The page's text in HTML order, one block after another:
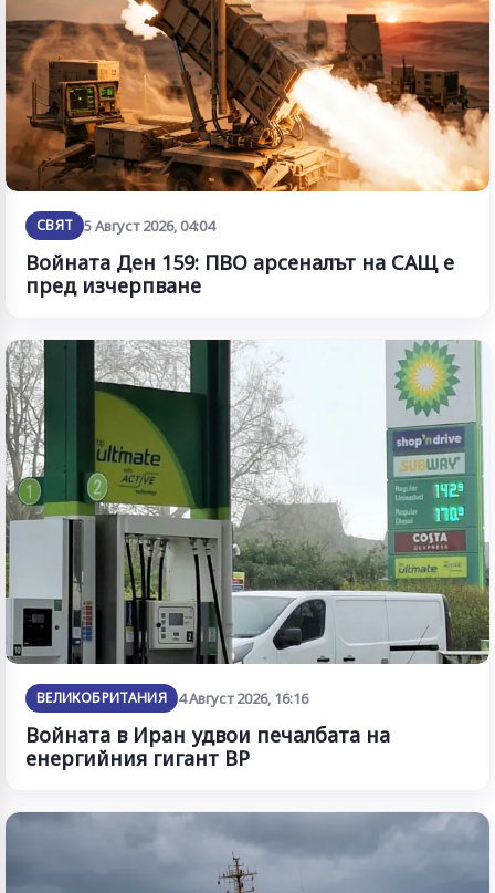
СВЯТ 5 Август 2026, 04:04
Войната Ден 159: ПВО арсеналът на САЩ е
пред изчерпване
ВЕЛИКОБРИТАНИЯ 4 Август 2026, 16:16
Войната в Иран удвои печалбата на
енергийния гигант BP